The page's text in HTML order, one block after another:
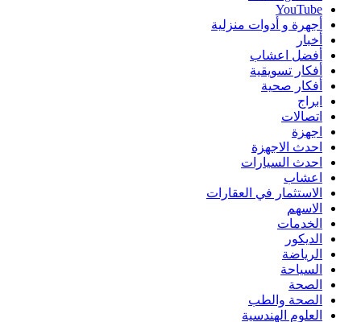
YouTube
أجهرة و أدوات منزلية
أخبار
أفضل اعشاب
أفكار تسويقية
أفكار صحية
ابراج
اتصالات
اجهزة
احدث الاجهزة
احدث السيارات
اعشاب
الاستثمار في العقارات
الاسهم
الخدمات
الديكور
الرياضة
السياحة
الصحة
الصحة والطب
العلوم الهندسية